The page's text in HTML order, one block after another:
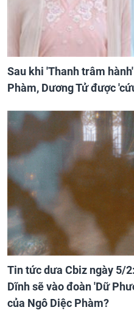
Sau khi 'Thanh trâm
Phàm, Dương Tử được
Tin tức dưa Cbiz ngày 5/
Dĩnh sẽ vào đoàn 'Dữ
của Ngô Diệc Phàm?